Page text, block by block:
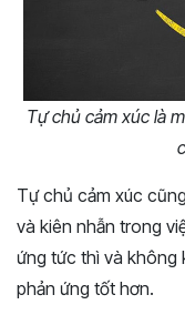
Tự chủ cảm xúc là
Tự chủ cảm xúc
và kiên nhẫn trong
ứng tức thì và không
phản ứng tốt hơn.